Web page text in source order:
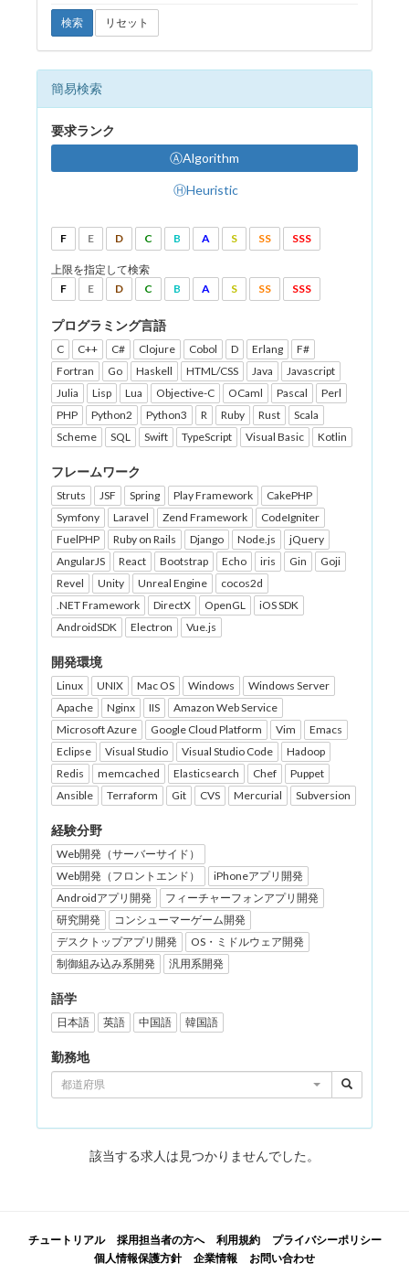
検索 リセット
簡易検索
要求ランク
ⒶAlgorithm
ⒽHeuristic
F E D C B A S SS SSS
上限を指定して検索
F
E D C B A S SS SSS
プログラミング言語
C C++ C# Clojure Cobol D Erlang
F#
Fortran
Go Haskell HTML/CSS Java
Javascript
Julia
Lisp Lua Objective-C OCaml Pascal
Perl
PHP
Python2 Python3 R Ruby Rust
Scala
Scheme
SQL Swift TypeScript Visual Basic Kotlin
フレームワーク
Struts JSF Spring Play Framework
CakePHP
Symfony
Laravel Zend Framework
CodeIgniter
FuelPHP
Ruby on Rails Django Node.js
jQuery
AngularJS
React Bootstrap Echo iris Gin
Goji
Revel
Unity Unreal Engine
cocos2d
.NET Framework
DirectX OpenGL
iOS SDK
AndroidSDK
Electron Vue.js
開発環境
Linux UNIX Mac OS Windows
Windows Server
Apache
Nginx IIS
Amazon Web Service
Microsoft Azure
Google Cloud Platform Vim
Emacs
Eclipse
Visual Studio Visual Studio Code
Hadoop
Redis
memcached Elasticsearch Chef
Puppet
Ansible
Terraform Git CVS Mercurial Subversion
経験分野
Web開発（サーバーサイド）
Web開発（フロントエンド）
iPhoneアプリ開発
Androidアプリ開発
フィーチャーフォンアプリ開発
研究開発
コンシューマーゲーム開発
デスクトップアプリ開発
OS・ミドルウェア開発
制御組み込み系開発
汎用系開発
語学
日本語 英語 中国語 韓国語
勤務地
都道府県
該当する求人は見つかりませんでした。
チュートリアル 採用担当者の方へ 利用規約
プライバシーポリシー
個人情報保護方針
企業情報 お問い合わせ